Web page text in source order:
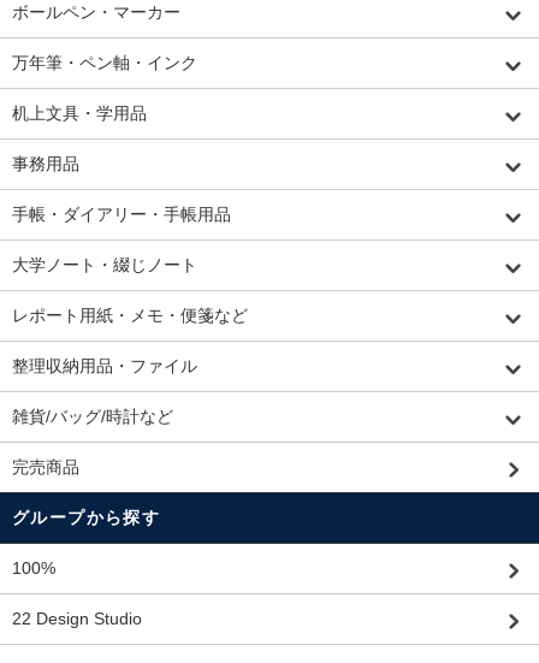
ボールペン・マーカー
万年筆・ペン軸・インク
机上文具・学用品
事務用品
手帳・ダイアリー・手帳用品
大学ノート・綴じノート
レポート用紙・メモ・便箋など
整理収納用品・ファイル
雑貨/バッグ/時計など
完売商品
グループから探す
100%
22 Design Studio